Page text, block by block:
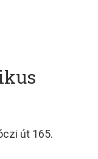
út 165.